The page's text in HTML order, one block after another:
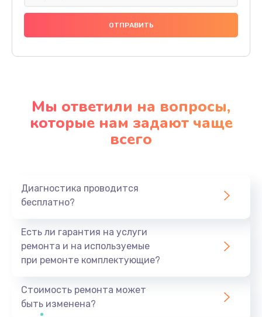
Мы ответили на вопросы,
которые нам задают чаще
всего
Диагностика проводится
бесплатно?
Есть ли гарантия на услуги
ремонта и на используемые
при ремонте комплектующие?
Стоимость ремонта может
быть изменена?